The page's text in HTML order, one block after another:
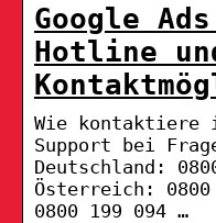
Google
Hotline
Wie kontaktiere
Support bei
Deutschland:
Österreich:
0800 199 094 …